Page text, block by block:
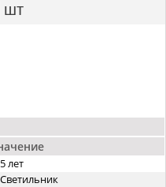
5 лет
Светильник
шт